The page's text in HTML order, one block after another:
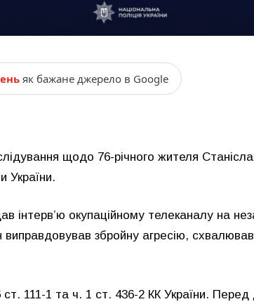
як бажане джерело в Google
щодо 76-річного жителя
України.
інтерв’ю окупаційному телеканалу на
виправдовував збройну агресію,
ст. 111-1 та ч. 1 ст. 436-2 КК України.